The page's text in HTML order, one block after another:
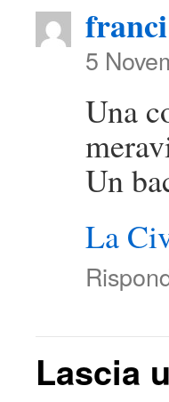
franci
5
Una
Un
La
Lascia